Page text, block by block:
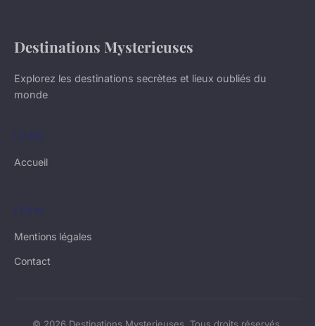
Destinations Mysterieuses
Explorez les destinations secrètes et lieux oubliés du
monde
LIENS
Accueil
LÉGAL
Mentions légales
Contact